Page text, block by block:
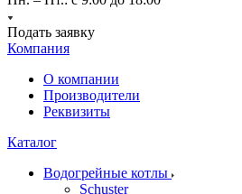
Подать заявку
Компания
О компании
Производители
Реквизиты
Каталог
Водогрейные котлы
Schuster